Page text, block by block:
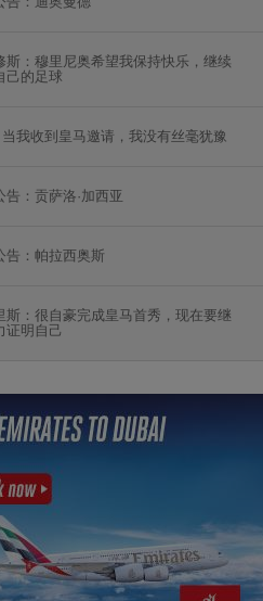
斯：穆里尼奥希望我保持快乐，继续
己的足球
当我收到皇马邀请，我没有丝毫犹豫
告：贡萨洛·加西亚
告：帕拉西奥斯
斯：很自豪完成皇马首秀，现在要继
证明自己